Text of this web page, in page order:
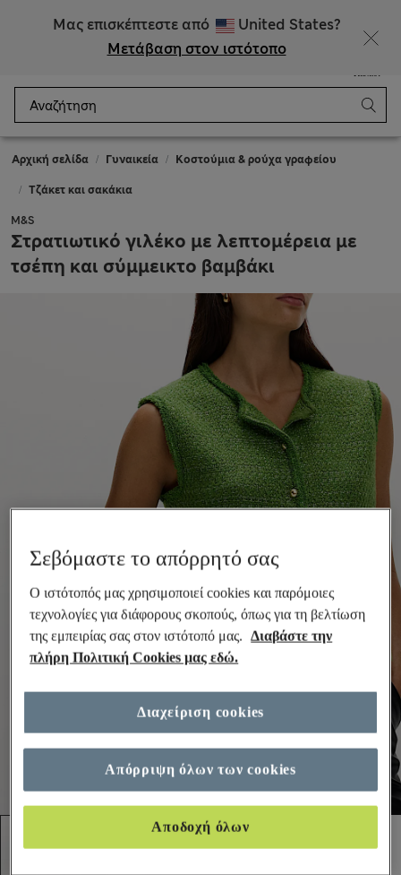
Μας επισκέπτεστε από
United States?
Μετάβαση στον ιστότοπο
Αρχική σελίδα Γυναικεία Κοστούμια & ρούχα γραφείου
Τζάκετ και σακάκια
M&S
Στρατιωτικό γιλέκο με λεπτομέρεια με
τσέπη και σύμμεικτο βαμβάκι
Σεβόμαστε το απόρρητό σας
Ο ιστότοπός μας χρησιμοποιεί cookies και παρόμοιες
τεχνολογίες για διάφορους σκοπούς, όπως για τη βελτίωση
της εμπειρίας σας στον ιστότοπό μας.
Διαβάστε την
πλήρη Πολιτική Cookies μας εδώ.
Απόρριψη όλων των cookies
Αποδοχή όλων
Διαχείριση cookies